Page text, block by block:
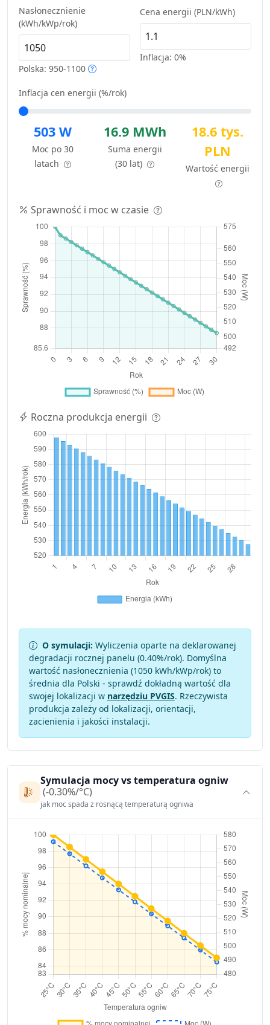
Nasłonecznienie
(kWh/kWp/rok)
Polska: 950-1100
Cena energii (PLN/kWh)
Inflacja: 0%
Inflacja cen energii (%/rok)
503 W
Moc po 30
latach
16.9 MWh
Suma energii
(30 lat)
18.6 tys.
PLN
Wartość energii
Sprawność i moc w czasie
Roczna produkcja energii
O symulacji: Wyliczenia oparte na deklarowanej
degradacji rocznej panelu (0.40%/rok). Domyślna
wartość nasłonecznienia (1050 kWh/kWp/rok) to
średnia dla Polski - sprawdź dokładną wartość dla
swojej lokalizacji w narzędziu PVGIS. Rzeczywista
produkcja zależy od lokalizacji, orientacji,
zacienienia i jakości instalacji.
Symulacja mocy vs temperatura ogniw
(-0.30%/°C)
jak moc spada z rosnącą temperaturą ogniwa